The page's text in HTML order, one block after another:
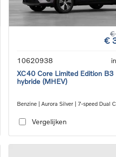
€
€
10620938
XC40 Core Limited Edition B3
hybride (MHEV)
Benzine | Aurora Silver | 7-speed Dual
Vergelijken